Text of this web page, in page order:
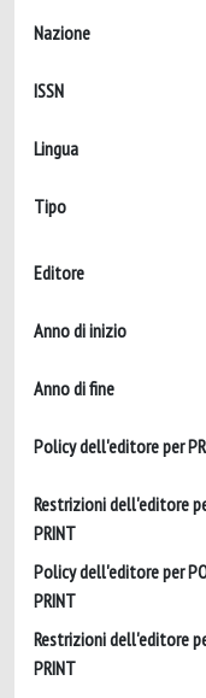
Nazione
ISSN
Lingua
Tipo
Editore
Anno di inizio
Anno di fine
Policy dell'editore per
Restrizioni dell'editore
PRINT
Policy dell'editore per
PRINT
Restrizioni dell'editore
PRINT